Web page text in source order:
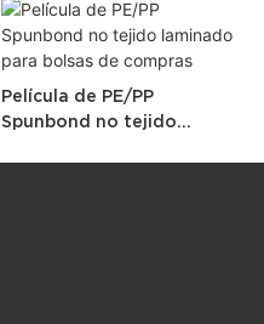
Película de PE/PP
Spunbond no tejido